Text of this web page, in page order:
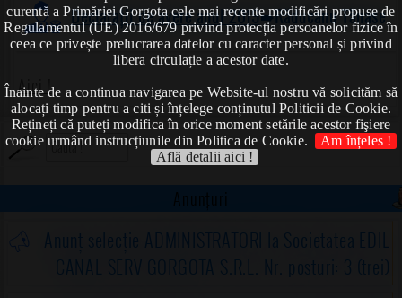
curentă a Primăriei Gorgota cele mai recente modificări propuse de
Regulamentul (UE) 2016/679 privind protecția persoanelor fizice în
ceea ce privește prelucrarea datelor cu caracter personal și privind
libera circulație a acestor date.
Înainte de a continua navigarea pe Website-ul nostru vă solicităm să
alocați timp pentru a citi și înțelege conținutul Politicii de Cookie.
Rețineți că puteți modifica în orice moment setările acestor fişiere
cookie urmând instrucțiunile din Politica de Cookie.
Am înțeles !
Află detalii aici !
Declarații de avere anul 2019➠Răducanu Tănase
Aici !
Anunțuri
Anunț selecție ADMINISTRATORI la Societatea EDIL
CANAL SERV GORGOTA S.R.L. Nr. posturi: 3 (trei)